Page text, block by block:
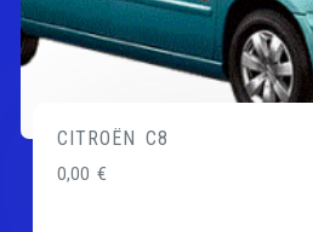
CITROËN C8
0,00€